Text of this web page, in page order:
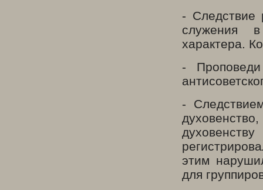
- Следствие
служения в
характера.
-
-
этим
для